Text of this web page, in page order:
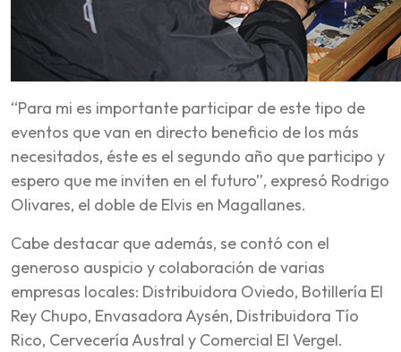
“Para mi es importante participar de este tipo de
eventos que van en directo beneficio de los más
necesitados, éste es el segundo año que participo y
espero que me inviten en el futuro”, expresó Rodrigo
Olivares, el doble de Elvis en Magallanes.
Cabe destacar que además, se contó con el
generoso auspicio y colaboración de varias
empresas locales: Distribuidora Oviedo, Botillería El
Rey Chupo, Envasadora Aysén, Distribuidora Tío
Rico, Cervecería Austral y Comercial El Vergel.